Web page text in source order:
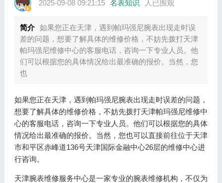
2025-09-08 09:21:15 名表知识 人已围观
简介 如果您正在天津，遇到帕玛强尼腕表出现走时误
差的问题，想要了解具体的维修价格，不妨先拨打天津
帕玛强尼维修中心的客服电话，咨询一下专业人员。他
们可以根据您的具体情况给出最准确的报价。当然，您
也
如果您正在天津，遇到帕玛强尼腕表出现走时误差的问题，
想要了解具体的维修价格，不妨先拨打天津帕玛强尼维修中
心的客服电话，咨询一下专业人员。他们可以根据您的具体
情况给出最准确的报价。当然，您也可以直接前往位于天津
市和平区赤峰道136号天津国际金融中心26层的维修中心进
行咨询。
天津腕表维修服务中心是一家专业的腕表维修机构，不仅为